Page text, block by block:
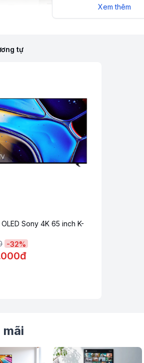
tường ấn tượng giúp không gian thêm
phẩm không chỉ chú trọng thẩm mỹ mà
định trong thời gian dài. Với trọng lượng
chọn lý tưởng để nâng tầm không gian
2 - đỉnh cao công nghệ từ trí tuệ nhân tạo
AI 4K 65 Inch OLED65G5PSA sử dụng bộ
Xem thêm
tự
Sony 4K 65 inch K-
-32%
mãi